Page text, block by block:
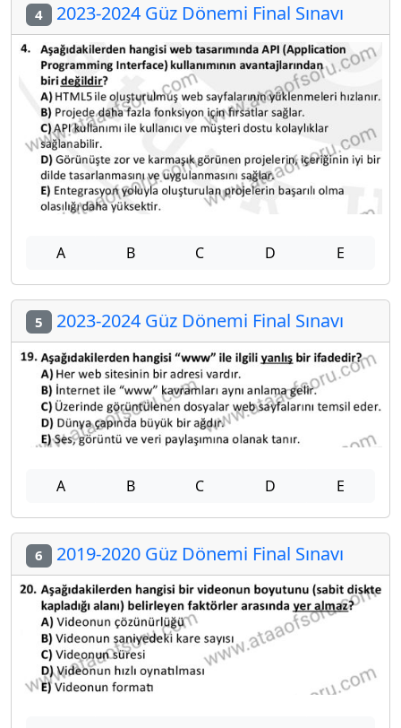
4 2023-2024 Güz Dönemi Final Sınavı
A B C D E
5 2023-2024 Güz Dönemi Final Sınavı
A B C D E
6 2019-2020 Güz Dönemi Final Sınavı